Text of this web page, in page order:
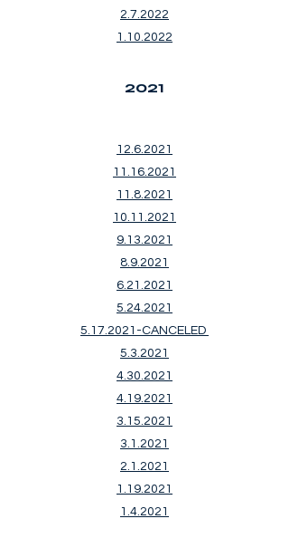
2.7.2022
1.10.2022
2021
12.6.2021
11.16.2021
11.8.2021
10.11.2021
9.13.2021
8.9.2021
6.21.2021
5.24.2021
5.17.2021-CANCELED
5.3.2021
4.30.2021
4.19.2021
3.15.2021
3.1.2021
2.1.2021
1.19.2021
1.4.2021